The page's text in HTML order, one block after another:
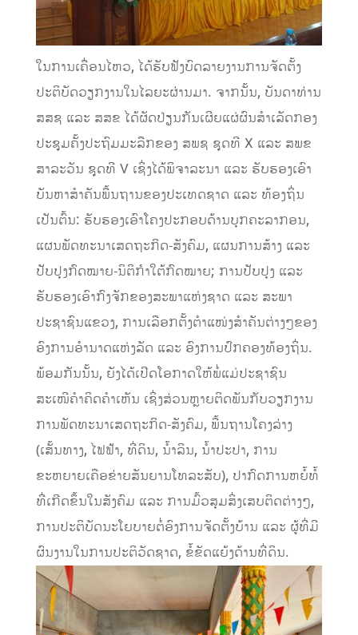
ໃນການເຄື່ອນໄຫວ, ໄດ້ຮັບຟັງບົດລາຍງານການຈັດຕັ້ງ
ປະຕິບັດວຽກງານໃນໄລຍະຜ່ານມາ. ຈາກນັ້ນ, ບັນດາທ່ານ
ສສຊ ແລະ ສສຂ ໄດ້ຜັດປ່ຽນກັນເຜີຍແຜ່ຜົນສຳເລັດກອງ
ປະຊຸມຄັ້ງປະຖົມມະລືກຂອງ ສພຊ ຊຸດທີ X ແລະ ສພຂ
ສາລະວັນ ຊຸດທີ V ເຊິ່ງໄດ້ພິຈາລະນາ ແລະ ຮັບຮອງເອົາ
ບັນຫາສຳຄັນພື້ນຖານຂອງປະເທດຊາດ ແລະ ທ້ອງຖິ່ນ
ເປັນຕົ້ນ: ຮັບຮອງເອົາໂຄງປະກອບດ້ານບຸກຄະລາກອນ,
ແຜນພັດທະນາເສດຖະກິດ-ສັງຄົມ, ແຜນການສ້າງ ແລະ
ປັບປຸງກົດໝາຍ-ນິຕິກຳໃຕ້ກົດໝາຍ; ການປັບປຸງ ແລະ
ຮັບຮອງເອົາກົງຈັກຂອງສະພາແຫ່ງຊາດ ແລະ ສະພາ
ປະຊາຊົນແຂວງ, ການເລືອກຕັ້ງຕຳແໜ່ງສໍາຄັນຕ່າງໆຂອງ
ອົງການອໍານາດແຫ່ງລັດ ແລະ ອົງການປົກຄອງທ້ອງຖິ່ນ.
ພ້ອມກັນນັ້ນ, ຍັງໄດ້ເປີດໂອກາດໃຫ້ພໍ່ແມ່ປະຊາຊົນ
ສະເໜີຄຳຄິດຄຳເຫັນ ເຊິ່ງສ່ວນຫຼາຍຕິດພັນກັບວຽກງານ
ການພັດທະນາເສດຖະກິດ-ສັງຄົມ, ພື້ນຖານໂຄງລ່າງ
(ເສັ້ນທາງ, ໄຟຟ້າ, ທີ່ດິນ, ນໍ້າລິນ, ນ້ຳປະປາ, ການ
ຂະຫຍາຍເຄືອຂ່າຍສັນຍານໂທລະສັບ), ປາກົດການຫຍໍ້ທໍ້
ທີ່ເກີດຂຶ້ນໃນສັງຄົມ ແລະ ການມົ້ວສຸມສິ່ງເສບຕິດຕ່າງໆ,
ການປະຕິບັດນະໂຍບາຍຕໍ່ອົງການຈັດຕັ້ງບ້ານ ແລະ ຜູ້ທີ່ມີ
ຜົນງານໃນການປະຕິວັດຊາດ, ຂໍ້ຂັດແຍ້ງດ້ານທີ່ດິນ.